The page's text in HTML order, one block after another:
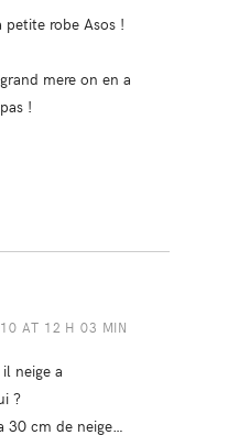
petite robe Asos !
mere on en a
!
AT 12 H 03 MIN
neige a
?
30 cm de neige…